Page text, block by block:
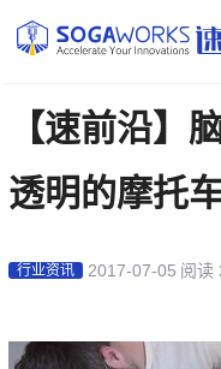
【速前沿】
透明的摩托
行业资讯 2017-07-05 阅读